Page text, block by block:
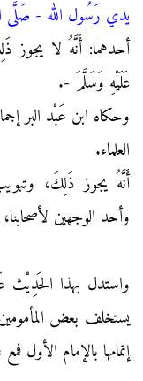
يدي رَسُول الله - صَلَّى
أحدهما: أَنَّهُ لا
عَلَيْهِ وَسَلَّمَ -.
وحكاه ابن عَبْد البر
العلماء.
أَنَّهُ يجوز ذَلِكَ،
وأحد الوجهين
واستدل بهذا
يستخلف بعض
إتمامها بالإمام